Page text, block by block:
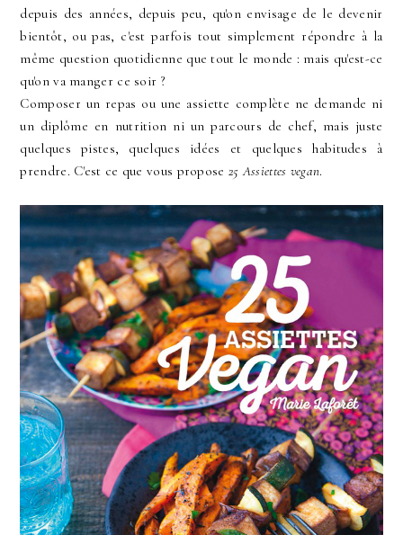
depuis des années, depuis peu, qu'on envisage de le devenir
bientôt, ou pas, c'est parfois tout simplement répondre à la
même question quotidienne que tout le monde : mais qu'est-ce
qu'on va manger ce soir ?
Composer un repas ou une assiette complète ne demande ni
un diplôme en nutrition ni un parcours de chef, mais juste
quelques pistes, quelques idées et quelques habitudes à
prendre. C'est ce que vous propose 25 Assiettes vegan.